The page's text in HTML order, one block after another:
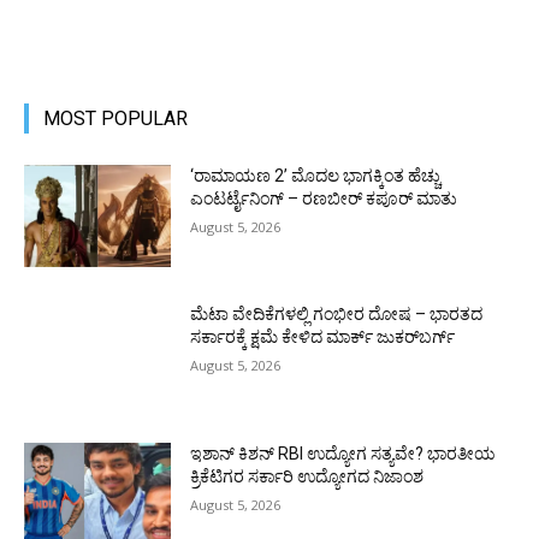
MOST POPULAR
‘ರಾಮಾಯಣ 2’ ಮೊದಲ ಭಾಗಕ್ಕಿಂತ ಹೆಚ್ಚು
ಎಂಟರ್ಟೈನಿಂಗ್ – ರಣಬೀರ್ ಕಪೂರ್ ಮಾತು
August 5, 2026
ಮೆಟಾ ವೇದಿಕೆಗಳಲ್ಲಿ ಗಂಭೀರ ದೋಷ – ಭಾರತದ
ಸರ್ಕಾರಕ್ಕೆ ಕ್ಷಮೆ ಕೇಳಿದ ಮಾರ್ಕ್ ಜುಕರ್‌ಬರ್ಗ್
August 5, 2026
ಇಶಾನ್ ಕಿಶನ್ RBI ಉದ್ಯೋಗ ಸತ್ಯವೇ? ಭಾರತೀಯ
ಕ್ರಿಕೆಟಿಗರ ಸರ್ಕಾರಿ ಉದ್ಯೋಗದ ನಿಜಾಂಶ
August 5, 2026